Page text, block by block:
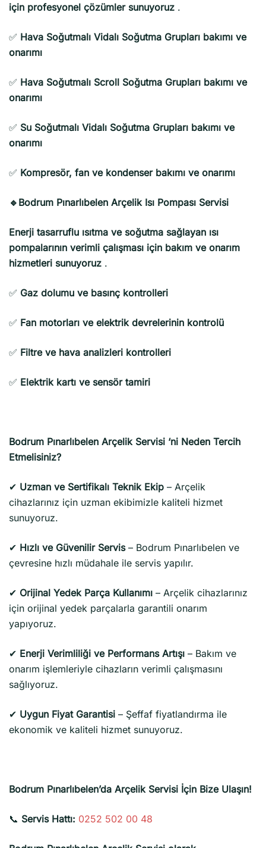
için profesyonel çözümler sunuyoruz .
✅ Hava Soğutmalı Vidalı Soğutma Grupları bakımı ve
onarımı
✅ Hava Soğutmalı Scroll Soğutma Grupları bakımı ve
onarımı
✅ Su Soğutmalı Vidalı Soğutma Grupları bakımı ve
onarımı
✅ Kompresör, fan ve kondenser bakımı ve onarımı
🔹Bodrum Pınarlıbelen Arçelik Isı Pompası Servisi
Enerji tasarruflu ısıtma ve soğutma sağlayan ısı
pompalarının verimli çalışması için bakım ve onarım
hizmetleri sunuyoruz .
✅ Gaz dolumu ve basınç kontrolleri
✅ Fan motorları ve elektrik devrelerinin kontrolü
✅ Filtre ve hava analizleri kontrolleri
✅ Elektrik kartı ve sensör tamiri
Bodrum Pınarlıbelen Arçelik Servisi ‘ni Neden Tercih
Etmelisiniz?
✔ Uzman ve Sertifikalı Teknik Ekip – Arçelik
cihazlarınız için uzman ekibimizle kaliteli hizmet
sunuyoruz.
✔ Hızlı ve Güvenilir Servis– Bodrum Pınarlıbelen ve
çevresine hızlı müdahale ile servis yapılır.
✔ Orijinal Yedek Parça Kullanımı – Arçelik cihazlarınız
için orijinal yedek parçalarla garantili onarım
yapıyoruz.
✔ Enerji Verimliliği ve Performans Artışı – Bakım ve
onarım işlemleriyle cihazların verimli çalışmasını
sağlıyoruz.
✔ Uygun Fiyat Garantisi – Şeffaf fiyatlandırma ile
ekonomik ve kaliteli hizmet sunuyoruz.
Bodrum Pınarlıbelen’da Arçelik Servisi İçin Bize Ulaşın!
📞 Servis Hattı: 0252 502 00 48